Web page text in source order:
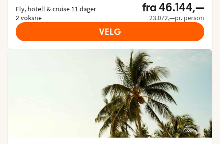
Fly, hotell & cruise 11 dager
2 voksne
fra 46.144,—
23.072,—pr. person
VELG